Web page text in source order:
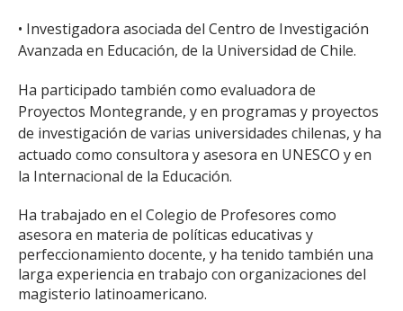
• Investigadora asociada del Centro de Investigación
Avanzada en Educación, de la Universidad de Chile.
Ha participado también como evaluadora de
Proyectos Montegrande, y en programas y proyectos
de investigación de varias universidades chilenas, y ha
actuado como consultora y asesora en UNESCO y en
la Internacional de la Educación.
Ha trabajado en el Colegio de Profesores como
asesora en materia de políticas educativas y
perfeccionamiento docente, y ha tenido también una
larga experiencia en trabajo con organizaciones del
magisterio latinoamericano.